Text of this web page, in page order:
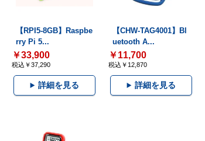
【RPI5-8GB】Raspbe
rry Pi 5...
￥33,900
税込￥37,290
詳細を見る
【CHW-TAG4001】Bl
uetooth A...
￥11,700
税込￥12,870
詳細を見る